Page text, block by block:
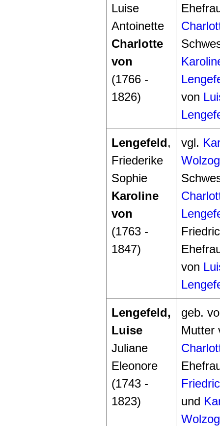
Luise
Antoinette
Charlotte
von
(1766 -
1826)
von
Lengefeld,
Friederike
Sophie
Karoline
von
(1763 -
1847)
vgl.
von
Lengefeld,
Luise
Juliane
Eleonore
(1743 -
1823)
geb.
Mutter
und